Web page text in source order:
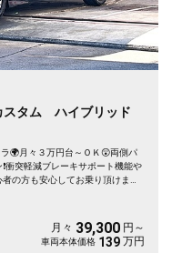
スタム ハイブリッド
🌍月々３万円台～ＯＫ😲両側パ
衝突軽減ブレーキサポート機能や
の方も安心してお乗り頂けます
🚗シートヒーターで冬場も快適
月々 39,300 円～
車両本体価格 139 万円